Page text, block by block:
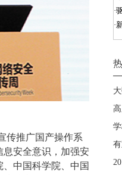
传推广国产操作系
息安全意识，加强安
中国科学院、中国